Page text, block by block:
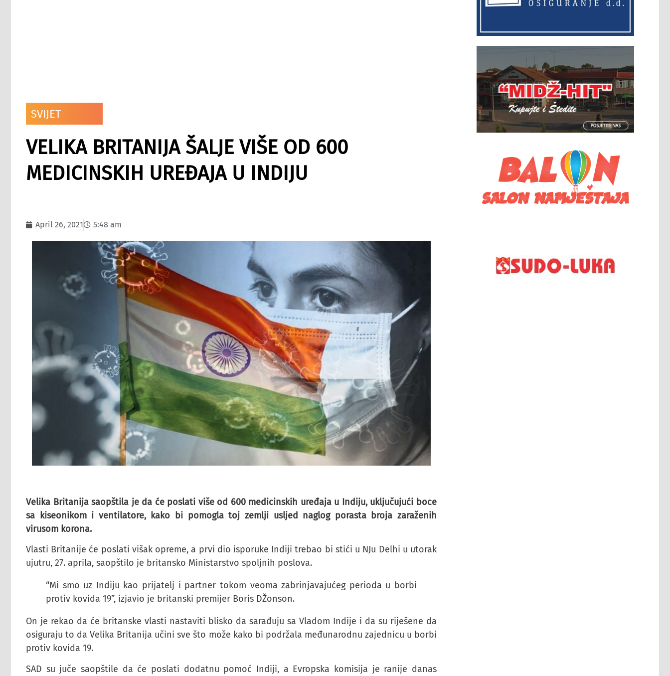
SVIJET
VELIKA BRITANIJA ŠALJE VIŠE OD 600
MEDICINSKIH UREĐAJA U INDIJU
April 26, 2021 5:48 am
Velika Britanija saopštila je da će poslati više od 600 medicinskih uređaja u Indiju, uključujući boce
sa kiseonikom i ventilatore, kako bi pomogla toj zemlji usljed naglog porasta broja zaraženih
virusom korona.
Vlasti Britanije će poslati višak opreme, a prvi dio isporuke Indiji trebao bi stići u NJu Delhi u utorak
ujutru, 27. aprila, saopštilo je britansko Ministarstvo spoljnih poslova.
“Mi smo uz Indiju kao prijatelj i partner tokom veoma zabrinjavajućeg perioda u borbi
protiv kovida 19”, izjavio je britanski premijer Boris DŽonson.
On je rekao da će britanske vlasti nastaviti blisko da sarađuju sa Vladom Indije i da su riješene da
osiguraju to da Velika Britanija učini sve što može kako bi podržala međunarodnu zajednicu u borbi
protiv kovida 19.
SAD su juče saopštile da će poslati dodatnu pomoć Indiji, a Evropska komisija je ranije danas